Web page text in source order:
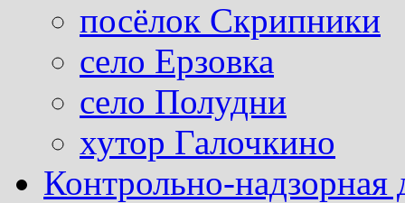
посёлок Скрипники
село Ерзовка
село Полудни
хутор Галочкино
Контрольно-надзорная